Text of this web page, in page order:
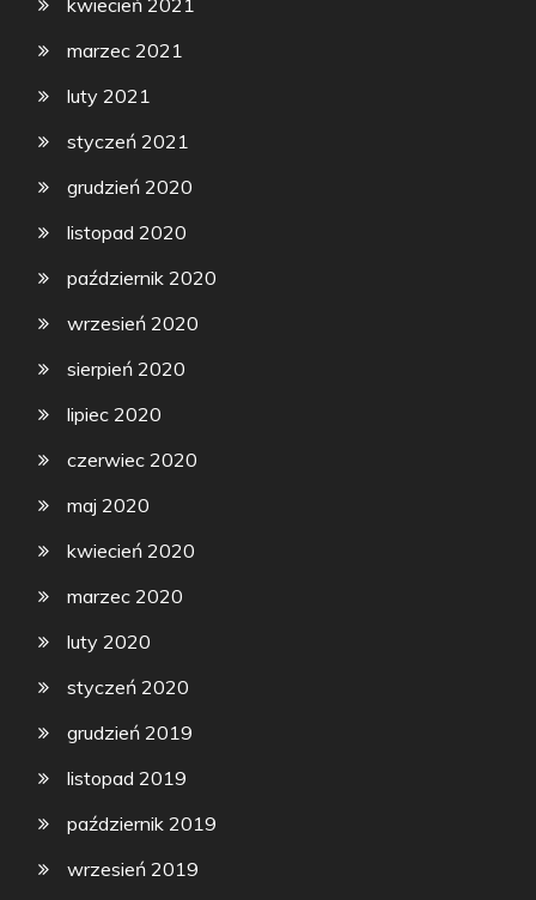
marzec 2021
luty 2021
styczeń 2021
grudzień 2020
listopad 2020
październik 2020
wrzesień 2020
sierpień 2020
lipiec 2020
czerwiec 2020
maj 2020
kwiecień 2020
marzec 2020
luty 2020
styczeń 2020
grudzień 2019
listopad 2019
październik 2019
wrzesień 2019